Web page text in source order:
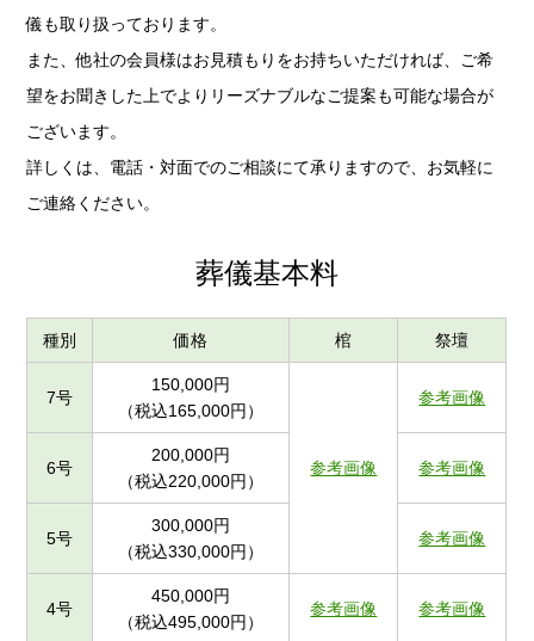
儀も取り扱っております。
また、他社の会員様はお見積もりをお持ちいただければ、ご希
望をお聞きした上でよりリーズナブルなご提案も可能な場合が
ございます。
詳しくは、電話・対面でのご相談にて承りますので、お気軽に
ご連絡ください。
葬儀基本料
種別 価格 棺 祭壇
7号
150,000円
（税込165,000円）
参考画像
参考画像
6号
200,000円
（税込220,000円）
参考画像
5号
300,000円
（税込330,000円）
参考画像
4号
450,000円
（税込495,000円）
参考画像 参考画像